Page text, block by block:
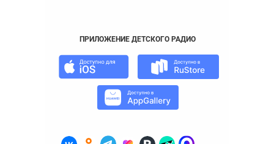
ПРИЛОЖЕНИЕ ДЕТСКОГО РАДИО